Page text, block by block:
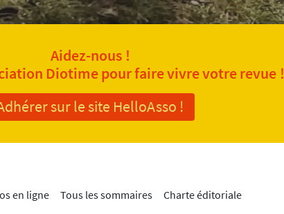
Aidez-nous !
Diotime pour faire vivre votre revue !
sur le site HelloAsso !
en ligne Tous les sommaires
Charte éditoriale